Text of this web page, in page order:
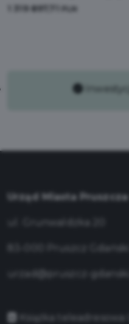
1 319 897,71
Urząd Miasta
urzad@pruszcz-
Książka teleadresowa